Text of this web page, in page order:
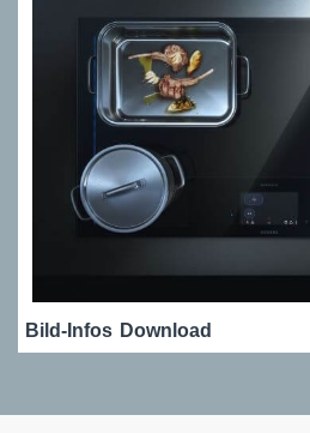
Bild-Infos Download